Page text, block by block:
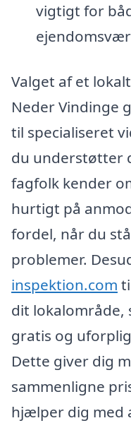
vigtigt for
Valget af et
Neder Vindinge
til specialiseret
du understøtter
fagfolk kender
hurtigt på
fordel, når du
problemer.
inspektion.com
dit lokalområde,
gratis og
Dette giver dig
sammenligne
hjælper dig med